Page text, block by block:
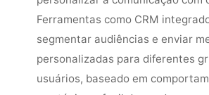
Ferramentas como CRM
segmentar audiências e enviar
personalizadas para diferentes
usuários, baseado em